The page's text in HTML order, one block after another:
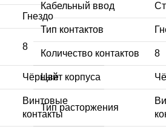
Гнездо
8
Чёрный
Винтовые
контакты
Кабельный ввод
Тип контактов
Количество контактов 8
Цвет корпуса
Тип расторжения